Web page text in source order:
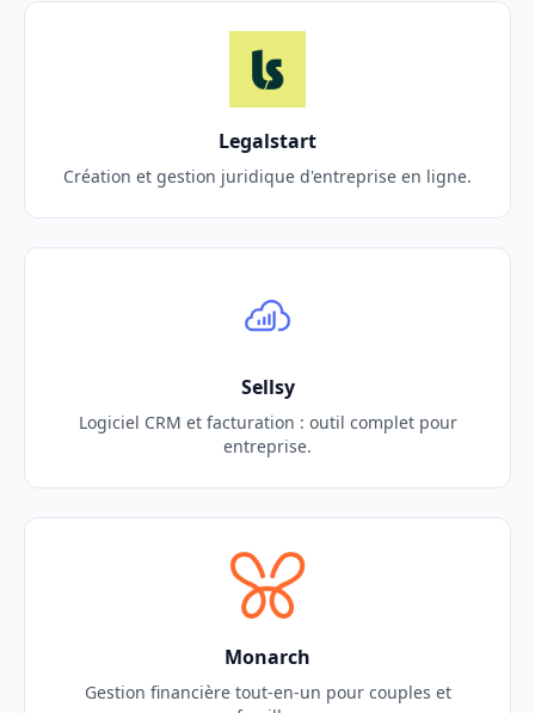
Legalstart
Création et gestion juridique d'entreprise en ligne.
Sellsy
Logiciel CRM et facturation : outil complet pour
entreprise.
Monarch
Gestion financière tout-en-un pour couples et